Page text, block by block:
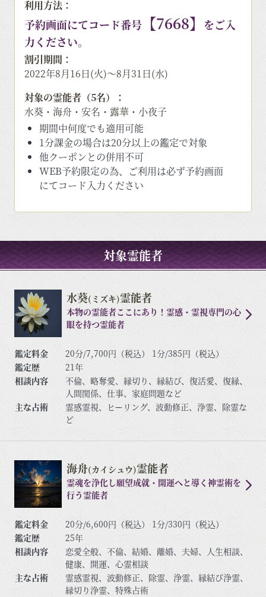
利用方法：
予約画面にてコード番号 【7668】
をご入
力ください。
割引期間：
2022年8月16日(火)～8月31日(水)
対象の霊能者（5名）：
水葵・海舟・安名・露華・小夜子
期間中何度でも適用可能
1分課金の場合は20分以上の鑑定で対象
他クーポンとの併用不可
WEB予約限定の為、ご利用は必ず予約画面
にてコード入力ください
対象霊能者
水葵(ミズキ)霊能者
本物の霊能者ここにあり！霊感・霊視専門の心
眼を持つ霊能者
鑑定料金
20分/7,700円（税込） 1分/385円（税込）
鑑定歴
21年
相談内容
不倫、略奪愛、縁切り、縁結び、復活愛、復縁、
人間関係、仕事、家庭問題など
主な占術
霊感霊視、ヒーリング、波動修正、浄霊、除霊な
ど
海舟(カイシュウ)霊能者
霊魂を浄化し願望成就・開運へと導く神霊術を
行う霊能者
鑑定料金
20分/6,600円（税込） 1分/330円（税込）
鑑定歴
25年
相談内容
恋愛全般、不倫、結婚、離婚、夫婦、人生相談、
健康、開運、心霊相談
主な占術
霊感霊視、波動修正、除霊、浄霊、縁結び浄霊、
縁切り浄霊、特殊占術